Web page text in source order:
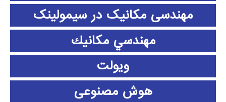
مهندسی مکانیک در سیمولینک
مهندسي مكانيك
ویولت
هوش مصنوعی